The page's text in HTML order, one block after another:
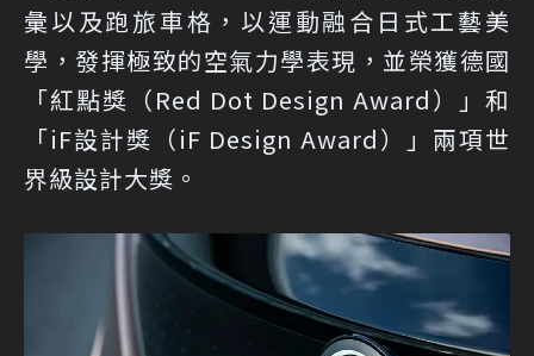
彙以及跑旅車格，以運動融合日式工藝美
學，發揮極致的空氣力學表現，並榮獲德國
「紅點獎（Red Dot Design Award）」和
「iF設計獎（iF Design Award）」兩項世
界級設計大獎。